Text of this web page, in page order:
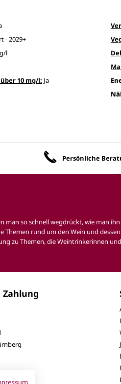
- 2029+
l
10 mg/l: Ja
Persönliche
man so schnell wegdrückt, wie man
rund um den Wein und
zu Themen, die Weintrinkerinnen
Zahlung